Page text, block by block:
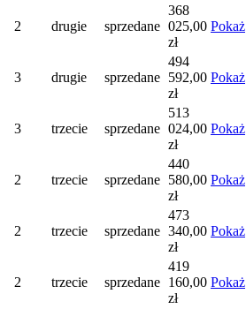
2 drugie sprzedane
368
025,00
zł
Pokaż
3 drugie sprzedane
494
592,00
zł
Pokaż
3 trzecie sprzedane
513
024,00
zł
Pokaż
2 trzecie sprzedane
440
580,00
zł
Pokaż
2 trzecie sprzedane
473
340,00
zł
Pokaż
2 trzecie sprzedane
419
160,00
zł
Pokaż